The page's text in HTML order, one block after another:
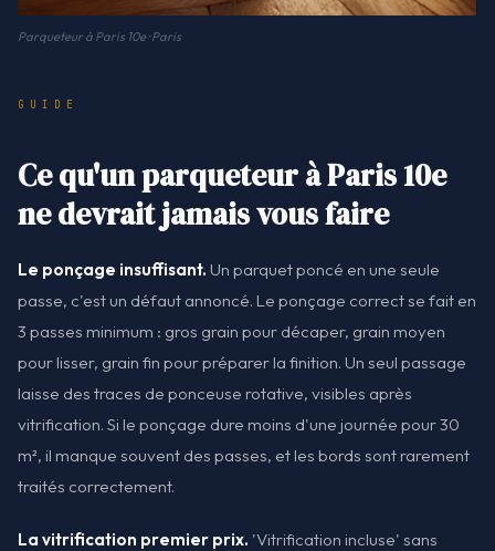
Parqueteur à Paris 10e · Paris
GUIDE
Ce qu'un parqueteur à Paris 10e
ne devrait jamais vous faire
Le ponçage insuffisant. Un parquet poncé en une seule
passe, c'est un défaut annoncé. Le ponçage correct se fait en
3 passes minimum : gros grain pour décaper, grain moyen
pour lisser, grain fin pour préparer la finition. Un seul passage
laisse des traces de ponceuse rotative, visibles après
vitrification. Si le ponçage dure moins d'une journée pour 30
m², il manque souvent des passes, et les bords sont rarement
traités correctement.
La vitrification premier prix. 'Vitrification incluse' sans